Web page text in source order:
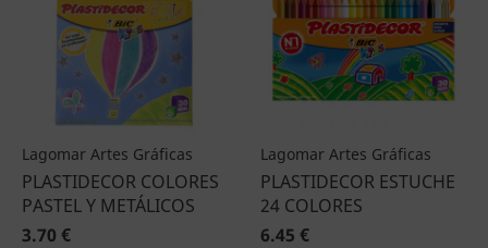
Lagomar Artes Gráficas
PLASTIDECOR COLORES
PASTEL Y METÁLICOS
3.70 €
Lagomar Artes Gráficas
PLASTIDECOR ESTUCHE
24 COLORES
6.45 €